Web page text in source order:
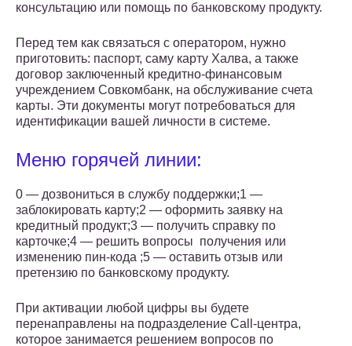
консультацию или помощь по банковскому продукту.
Перед тем как связаться с оператором, нужно
приготовить: паспорт, саму карту Халва, а также
договор заключенный кредитно-финансовым
учреждением Совкомбанк, на обслуживание счета
карты. Эти документы могут потребоваться для
идентификации вашей личности в системе.
Меню горячей линии:
0 — дозвониться в службу поддержки;1 —
заблокировать карту;2 — оформить заявку на
кредитный продукт;3 — получить справку по
карточке;4 — решить вопросы получения или
изменению пин-кода ;5 — оставить отзыв или
претензию по банковскому продукту.
При активации любой цифры вы будете
перенаправлены на подразделение Call-центра,
которое занимается решением вопросов по